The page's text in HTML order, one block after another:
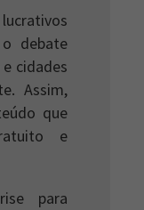
debate
cidades
Assim,
que
e
para